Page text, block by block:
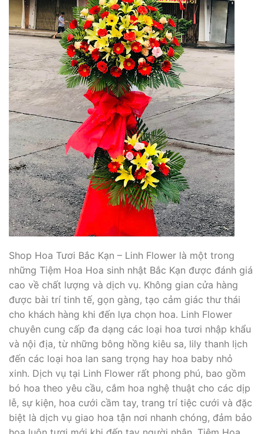
Shop Hoa Tươi Bắc Kạn – Linh Flower là một trong
những Tiệm Hoa Hoa sinh nhật Bắc Kạn được đánh giá
cao về chất lượng và dịch vụ. Không gian cửa hàng
được bài trí tinh tế, gọn gàng, tạo cảm giác thư thái
cho khách hàng khi đến lựa chọn hoa. Linh Flower
chuyên cung cấp đa dạng các loại hoa tươi nhập khẩu
và nội địa, từ những bông hồng kiêu sa, lily thanh lịch
đến các loại hoa lan sang trọng hay hoa baby nhỏ
xinh. Dịch vụ tại Linh Flower rất phong phú, bao gồm
bó hoa theo yêu cầu, cắm hoa nghệ thuật cho các dịp
lễ, sự kiện, hoa cưới cầm tay, trang trí tiệc cưới và đặc
biệt là dịch vụ giao hoa tận nơi nhanh chóng, đảm bảo